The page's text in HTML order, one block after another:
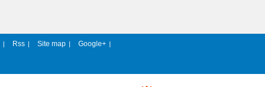
| Rss | Site map | Google+ |